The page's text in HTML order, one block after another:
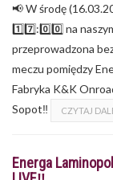
📢 W środę
1️⃣7️⃣:0️⃣0️⃣ na
przeprowadzona
meczu pomiędzy
Fabryka K&K
Sopot‼
CZYTAJ
Energa